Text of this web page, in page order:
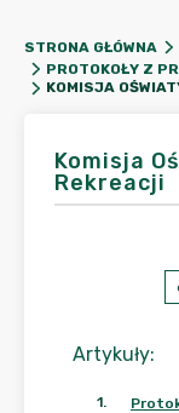
STRONA GŁÓWNA
PROTOKOŁY Z
Komisja
Rekreacji
Artykuły:
1.